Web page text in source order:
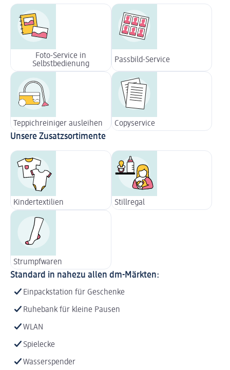
Foto-Service in
Selbstbedienung
Passbild-Service
Teppichreiniger ausleihen Copyservice
Unsere Zusatzsortimente
Kindertextilien Stillregal
Strumpfwaren
Standard in nahezu allen dm-Märkten:
Einpackstation für Geschenke
Ruhebank für kleine Pausen
WLAN
Spielecke
Wasserspender